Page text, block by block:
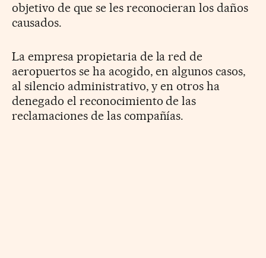
objetivo de que se les reconocieran los daños
causados.
La empresa propietaria de la red de
aeropuertos se ha acogido, en algunos casos,
al silencio administrativo, y en otros ha
denegado el reconocimiento de las
reclamaciones de las compañías.